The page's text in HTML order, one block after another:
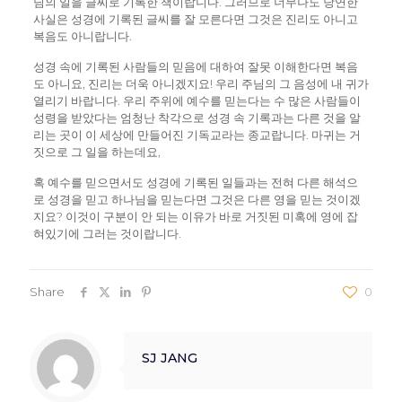
사실은 성경에 기록된 글씨를 잘 모른다면 그것은 진리도 아니고
복음도 아니랍니다.
성경 속에 기록된 사람들의 믿음에 대하여 잘못 이해한다면 복음
도 아니요, 진리는 더욱 아니겠지요! 우리 주님의 그 음성에 내 귀가
열리기 바랍니다. 우리 주위에 예수를 믿는다는 수 많은 사람들이
성령을 받았다는 엄청난 착각으로 성경 속 기록과는 다른 것을 알
리는 곳이 이 세상에 만들어진 기독교라는 종교랍니다. 마귀는 거
짓으로 그 일을 하는데요,
혹 예수를 믿으면서도 성경에 기록된 일들과는 전혀 다른 해석으
로 성경을 믿고 하나님을 믿는다면 그것은 다른 영을 믿는 것이겠
지요? 이것이 구분이 안 되는 이유가 바로 거짓된 미혹에 영에 잡
혀있기에 그러는 것이랍니다.
Share 0
SJ JANG